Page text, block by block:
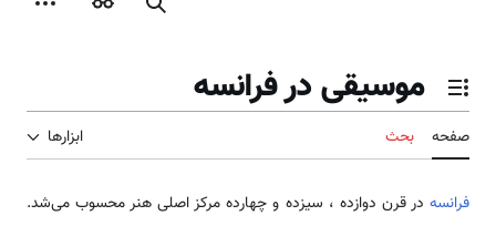
جستجوظاهر
تغییر وضعیت فهرست محتویات
موسیقی در فرانسه
صفحه بحث ابزارها
فرانسه در قرن دوازده ، سیزده و چهارده مرکز اصلی هنر محسوب می‌شد.